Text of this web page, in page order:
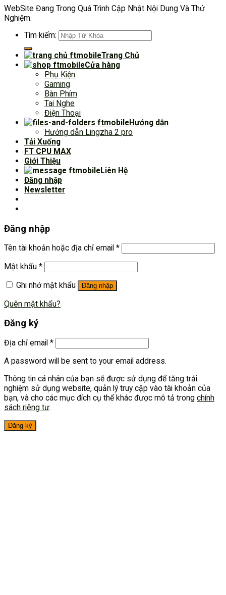
WebSite Đang Trong Quá Trình Cập Nhật Nội Dung Và Thử
Nghiệm.
Tìm kiếm:
Trang Chủ
Cửa hàng
Phụ Kiện
Gaming
Bàn Phím
Tai Nghe
Điện Thoại
Hướng dẫn
Hướng dẫn Lingzha 2 pro
Tải Xuống
FT CPU MAX
Giới Thiệu
Liên Hệ
Đăng nhập
Newsletter
Đăng nhập
Tên tài khoản hoặc địa chỉ email *
Mật khẩu *
Ghi nhớ mật khẩu
Đăng nhập
Quên mật khẩu?
Đăng ký
Địa chỉ email *
A password will be sent to your email address.
Thông tin cá nhân của bạn sẽ được sử dụng để tăng trải
nghiệm sử dụng website, quản lý truy cập vào tài khoản của
bạn, và cho các mục đích cụ thể khác được mô tả trong chính
sách riêng tư.
Đăng ký